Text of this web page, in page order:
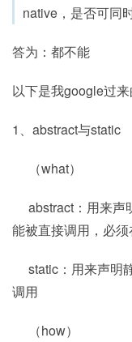
native，是否可同
答为：都不能
以下是我google过
1、abstract与static
（what）
abstract：用来声
能被直接调用，必
static：用来声明
调用
（how）